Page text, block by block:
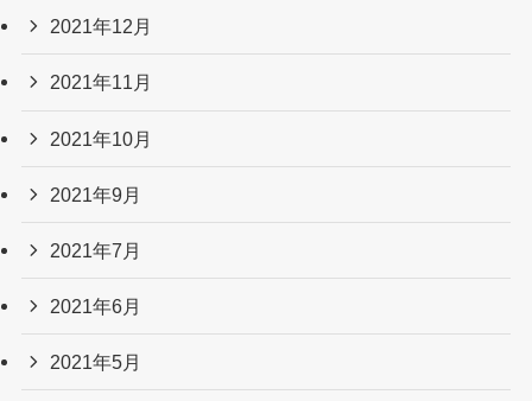
2021年12月
2021年11月
2021年10月
2021年9月
2021年7月
2021年6月
2021年5月